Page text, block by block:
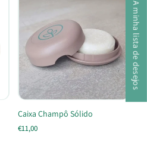
Caixa Champô Sólido
€11,00
A minha lista de desejos